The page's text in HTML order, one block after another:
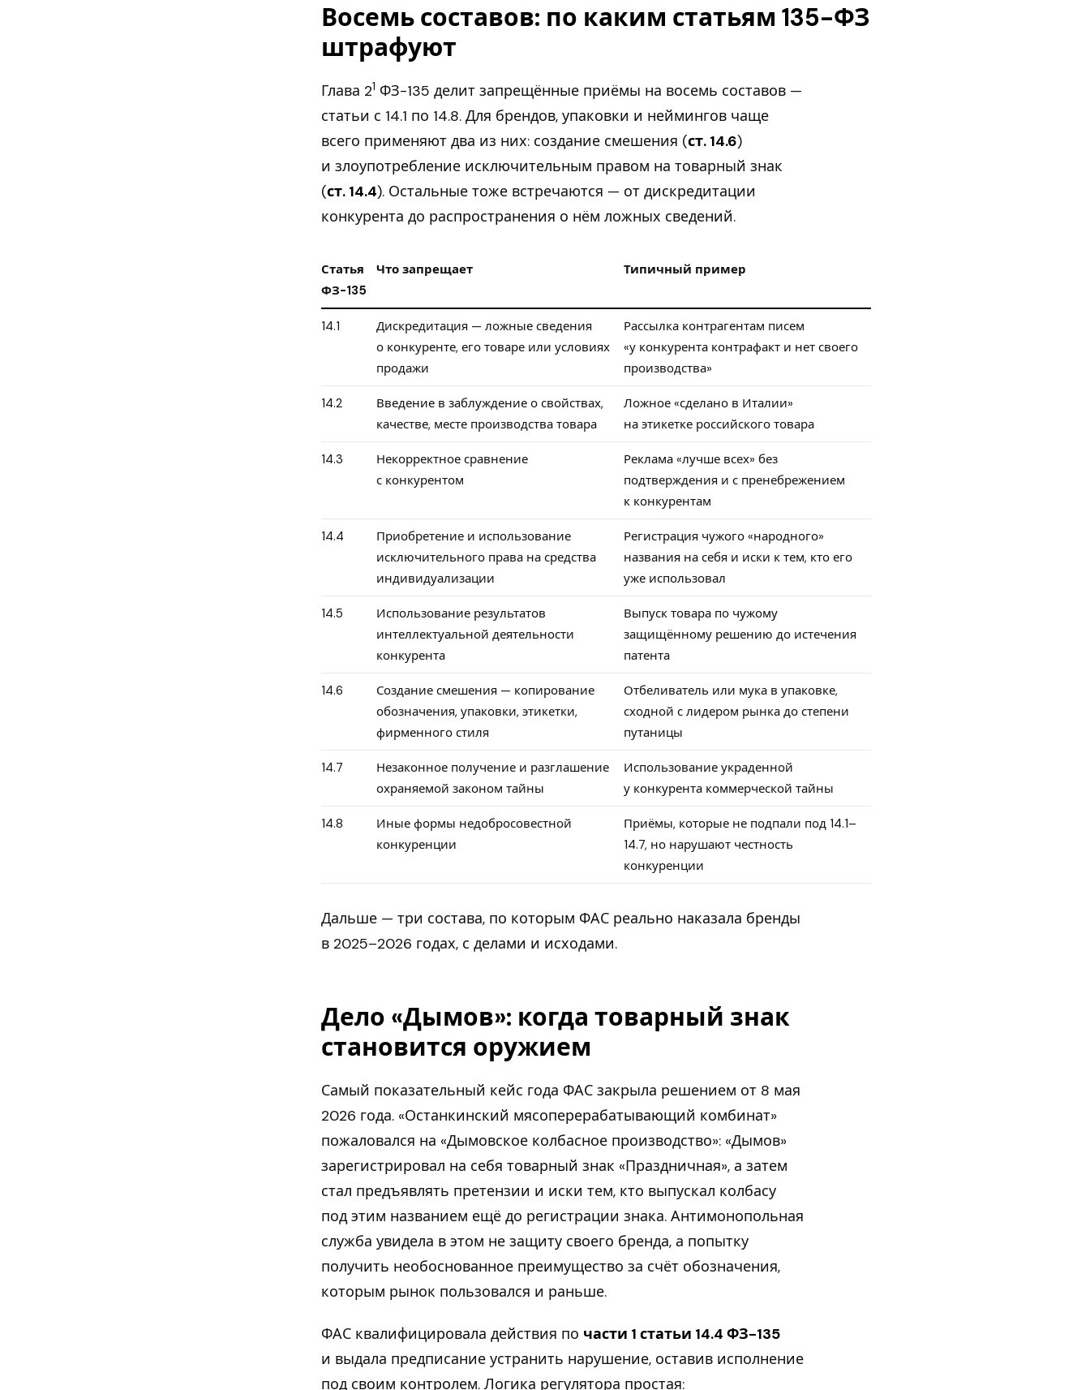
Восемь составов: по каким статьям 135-ФЗ
штрафуют
Глава 21 ФЗ-135 делит запрещённые приёмы на восемь составов —
статьи с 14.1 по 14.8. Для брендов, упаковки и неймингов чаще
всего применяют два из них: создание смешения (ст. 14.6)
и злоупотребление исключительным правом на товарный знак
(ст. 14.4). Остальные тоже встречаются — от дискредитации
конкурента до распространения о нём ложных сведений.
Статья
ФЗ-135
Что запрещает Типичный пример
14.1
Дискредитация — ложные сведения
о конкуренте, его товаре или условиях
продажи
Рассылка контрагентам писем
«у конкурента контрафакт и нет своего
производства»
14.2
Введение в заблуждение о свойствах,
качестве, месте производства товара
Ложное «сделано в Италии»
на этикетке российского товара
14.3
Некорректное сравнение
с конкурентом
Реклама «лучше всех» без
подтверждения и с пренебрежением
к конкурентам
14.4
Приобретение и использование
исключительного права на средства
индивидуализации
Регистрация чужого «народного»
названия на себя и иски к тем, кто его
уже использовал
14.5
Использование результатов
интеллектуальной деятельности
конкурента
Выпуск товара по чужому
защищённому решению до истечения
патента
14.6
Создание смешения — копирование
обозначения, упаковки, этикетки,
фирменного стиля
Отбеливатель или мука в упаковке,
сходной с лидером рынка до степени
путаницы
14.7
Незаконное получение и разглашение
охраняемой законом тайны
Использование украденной
у конкурента коммерческой тайны
14.8
Иные формы недобросовестной
конкуренции
Приёмы, которые не подпали под 14.1–
14.7, но нарушают честность
конкуренции
Дальше — три состава, по которым ФАС реально наказала бренды
в 2025–2026 годах, с делами и исходами.
Дело «Дымов»: когда товарный знак
становится оружием
Самый показательный кейс года ФАС закрыла решением от 8 мая
2026 года. «Останкинский мясоперерабатывающий комбинат»
пожаловался на «Дымовское колбасное производство»: «Дымов»
зарегистрировал на себя товарный знак «Праздничная», а затем
стал предъявлять претензии и иски тем, кто выпускал колбасу
под этим названием ещё до регистрации знака. Антимонопольная
служба увидела в этом не защиту своего бренда, а попытку
получить необоснованное преимущество за счёт обозначения,
которым рынок пользовался и раньше.
ФАС квалифицировала действия по части 1 статьи 14.4 ФЗ-135
и выдала предписание устранить нарушение, оставив исполнение
под своим контролем. Логика регулятора простая: